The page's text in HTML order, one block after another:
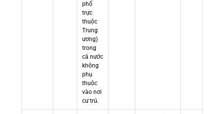
phố
trực
thuộc
Trung
ương)
trong
cả nước
không
phụ
thuộc
vào nơi
cư trú.